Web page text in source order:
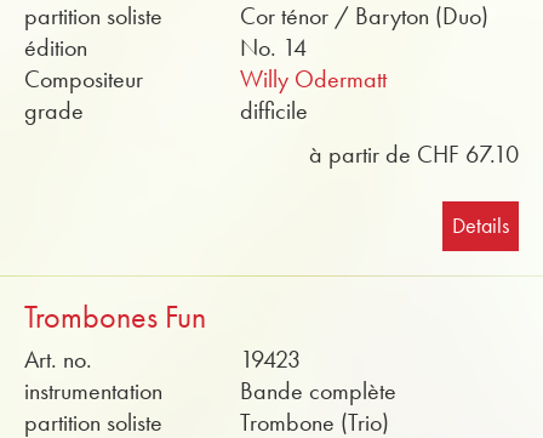
partition soliste
Cor ténor / Baryton (Duo)
édition
No. 14
Compositeur
Willy Odermatt
grade
difficile
à partir de CHF 67.10
Details
Trombones Fun
Art. no.
19423
instrumentation
Bande complète
partition soliste
Trombone (Trio)